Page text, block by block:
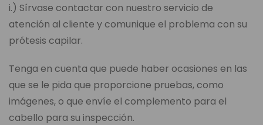
i.) Sírvase contactar con nuestro servicio de
atención al cliente y comunique el problema con su
prótesis capilar.
Tenga en cuenta que puede haber ocasiones en las
que se le pida que proporcione pruebas, como
imágenes, o que envíe el complemento para el
cabello para su inspección.